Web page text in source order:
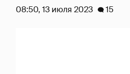
08:50, 13 июля 2023 15